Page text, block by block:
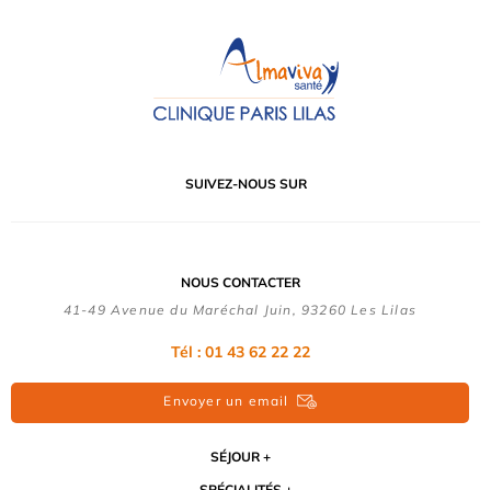
SUIVEZ-NOUS SUR
NOUS CONTACTER
41-49 Avenue du Maréchal Juin, 93260 Les Lilas
Tél : 01 43 62 22 22
Envoyer un email
SÉJOUR